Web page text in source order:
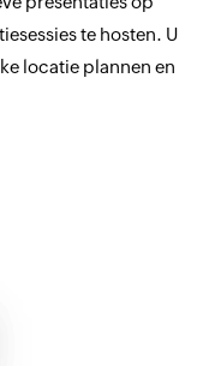
te hosten. U
locatie plannen en